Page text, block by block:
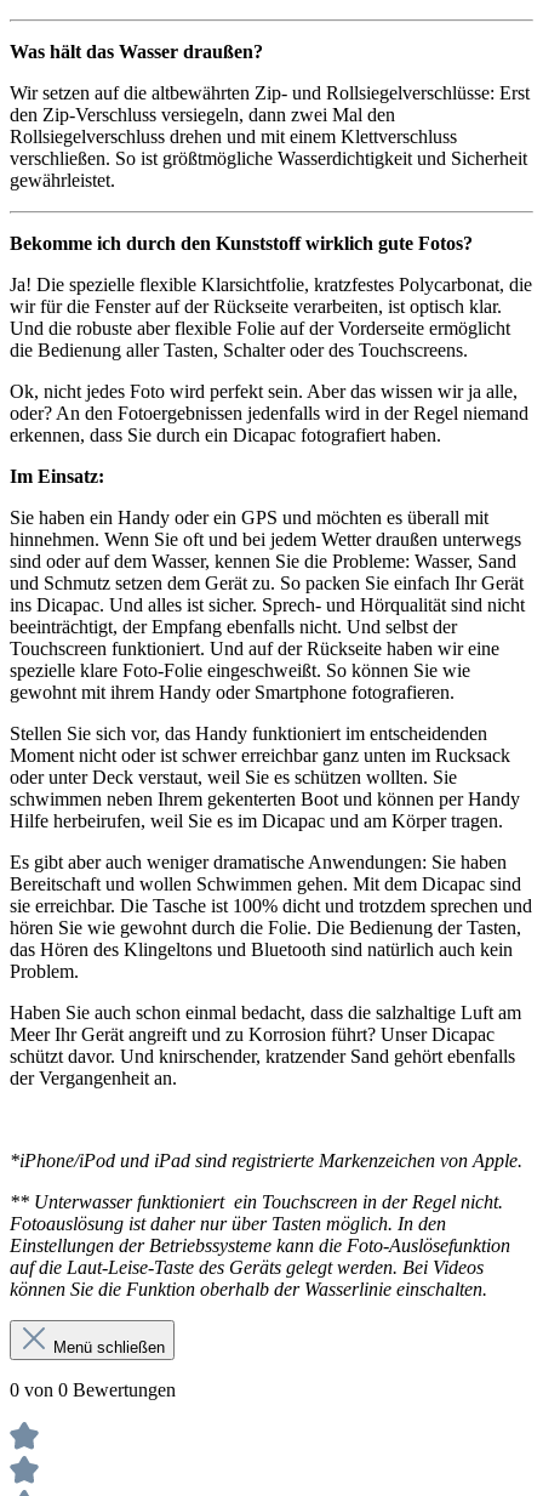
Was hält das Wasser draußen?
Wir setzen auf die altbewährten Zip- und Rollsiegelverschlüsse: Erst
den Zip-Verschluss versiegeln, dann zwei Mal den
Rollsiegelverschluss drehen und mit einem Klettverschluss
verschließen. So ist größtmögliche Wasserdichtigkeit und Sicherheit
gewährleistet.
Bekomme ich durch den Kunststoff wirklich gute Fotos?
Ja! Die spezielle flexible Klarsichtfolie, kratzfestes Polycarbonat, die
wir für die Fenster auf der Rückseite verarbeiten, ist optisch klar.
Und die robuste aber flexible Folie auf der Vorderseite ermöglicht
die Bedienung aller Tasten, Schalter oder des Touchscreens.
Ok, nicht jedes Foto wird perfekt sein. Aber das wissen wir ja alle,
oder? An den Fotoergebnissen jedenfalls wird in der Regel niemand
erkennen, dass Sie durch ein Dicapac fotografiert haben.
Im Einsatz:
Sie haben ein Handy oder ein GPS und möchten es überall mit
hinnehmen. Wenn Sie oft und bei jedem Wetter draußen unterwegs
sind oder auf dem Wasser, kennen Sie die Probleme: Wasser, Sand
und Schmutz setzen dem Gerät zu. So packen Sie einfach Ihr Gerät
ins Dicapac. Und alles ist sicher. Sprech- und Hörqualität sind nicht
beeinträchtigt, der Empfang ebenfalls nicht. Und selbst der
Touchscreen funktioniert. Und auf der Rückseite haben wir eine
spezielle klare Foto-Folie eingeschweißt. So können Sie wie
gewohnt mit ihrem Handy oder Smartphone fotografieren.
Stellen Sie sich vor, das Handy funktioniert im entscheidenden
Moment nicht oder ist schwer erreichbar ganz unten im Rucksack
oder unter Deck verstaut, weil Sie es schützen wollten. Sie
schwimmen neben Ihrem gekenterten Boot und können per Handy
Hilfe herbeirufen, weil Sie es im Dicapac und am Körper tragen.
Es gibt aber auch weniger dramatische Anwendungen: Sie haben
Bereitschaft und wollen Schwimmen gehen. Mit dem Dicapac sind
sie erreichbar. Die Tasche ist 100% dicht und trotzdem sprechen und
hören Sie wie gewohnt durch die Folie. Die Bedienung der Tasten,
das Hören des Klingeltons und Bluetooth sind natürlich auch kein
Problem.
Haben Sie auch schon einmal bedacht, dass die salzhaltige Luft am
Meer Ihr Gerät angreift und zu Korrosion führt? Unser Dicapac
schützt davor. Und knirschender, kratzender Sand gehört ebenfalls
der Vergangenheit an.
*iPhone/iPod und iPad sind registrierte Markenzeichen von Apple.
** Unterwasser funktioniert ein Touchscreen in der Regel nicht.
Fotoauslösung ist daher nur über Tasten möglich. In den
Einstellungen der Betriebssysteme kann die Foto-Auslösefunktion
auf die Laut-Leise-Taste des Geräts gelegt werden. Bei Videos
können Sie die Funktion oberhalb der Wasserlinie einschalten.
Menü schließen
0 von 0 Bewertungen